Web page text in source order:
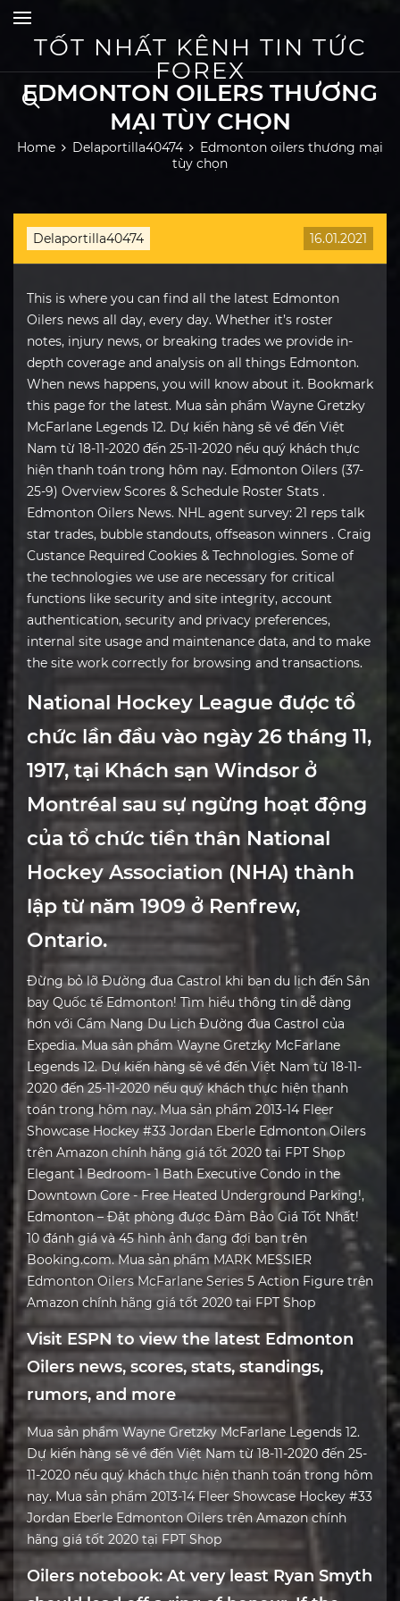
contentTỐT NHẤT KÊNH TIN TỨC
FOREX
EDMONTON OILERS THƯƠNG
MẠI TÙY CHỌN
Home Delaportilla40474
Edmonton oilers thương mại
tùy chọn
Delaportilla40474 16.01.2021
This is where you can find all the latest Edmonton
Oilers news all day, every day. Whether it’s roster
notes, injury news, or breaking trades we provide in-
depth coverage and analysis on all things Edmonton.
When news happens, you will know about it. Bookmark
this page for the latest. Mua sản phẩm Wayne Gretzky
McFarlane Legends 12. Dự kiến hàng sẽ về đến Việt
Nam từ 18-11-2020 đến 25-11-2020 nếu quý khách thực
hiện thanh toán trong hôm nay. Edmonton Oilers (37-
25-9) Overview Scores & Schedule Roster Stats .
Edmonton Oilers News. NHL agent survey: 21 reps talk
star trades, bubble standouts, offseason winners . Craig
Custance Required Cookies & Technologies. Some of
the technologies we use are necessary for critical
functions like security and site integrity, account
authentication, security and privacy preferences,
internal site usage and maintenance data, and to make
the site work correctly for browsing and transactions.
National Hockey League được tổ
chức lần đầu vào ngày 26 tháng 11,
1917, tại Khách sạn Windsor ở
Montréal sau sự ngừng hoạt động
của tổ chức tiền thân National
Hockey Association (NHA) thành
lập từ năm 1909 ở Renfrew,
Ontario.
Đừng bỏ lỡ Đường đua Castrol khi bạn du lịch đến Sân
bay Quốc tế Edmonton! Tìm hiểu thông tin dễ dàng
hơn với Cẩm Nang Du Lịch Đường đua Castrol của
Expedia. Mua sản phẩm Wayne Gretzky McFarlane
Legends 12. Dự kiến hàng sẽ về đến Việt Nam từ 18-11-
2020 đến 25-11-2020 nếu quý khách thực hiện thanh
toán trong hôm nay. Mua sản phẩm 2013-14 Fleer
Showcase Hockey #33 Jordan Eberle Edmonton Oilers
trên Amazon chính hãng giá tốt 2020 tại FPT Shop
Elegant 1 Bedroom- 1 Bath Executive Condo in the
Downtown Core - Free Heated Underground Parking!,
Edmonton – Đặt phòng được Đảm Bảo Giá Tốt Nhất!
10 đánh giá và 45 hình ảnh đang đợi bạn trên
Booking.com. Mua sản phẩm MARK MESSIER
Edmonton Oilers McFarlane Series 5 Action Figure trên
Amazon chính hãng giá tốt 2020 tại FPT Shop
Visit ESPN to view the latest Edmonton
Oilers news, scores, stats, standings,
rumors, and more
Mua sản phẩm Wayne Gretzky McFarlane Legends 12.
Dự kiến hàng sẽ về đến Việt Nam từ 18-11-2020 đến 25-
11-2020 nếu quý khách thực hiện thanh toán trong hôm
nay. Mua sản phẩm 2013-14 Fleer Showcase Hockey #33
Jordan Eberle Edmonton Oilers trên Amazon chính
hãng giá tốt 2020 tại FPT Shop
Oilers notebook: At very least Ryan Smyth